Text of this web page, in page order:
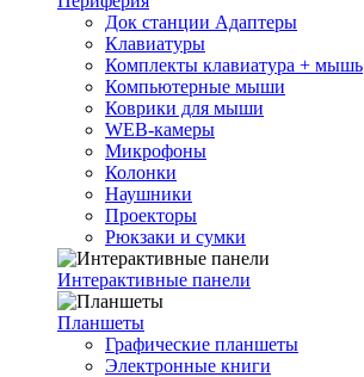
Док станции Адаптеры
Клавиатуры
Комплекты клавиатура + мышь
Компьютерные мыши
Коврики для мыши
WEB-камеры
Микрофоны
Колонки
Наушники
Проекторы
Рюкзаки и сумки
Интерактивные панели
Планшеты
Графические планшеты
Электронные книги